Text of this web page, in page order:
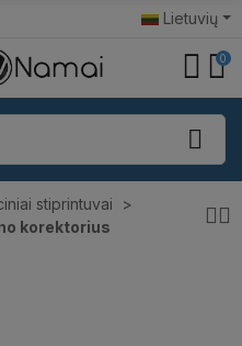
Lietuvių
0
stiprintuvai
korektorius